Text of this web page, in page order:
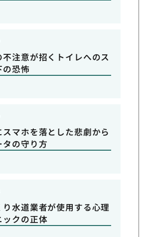
注意が招くトイレへのス
の恐怖
スマホを落とした悲劇から
タの守り方
り水道業者が使用する心理
ックの正体